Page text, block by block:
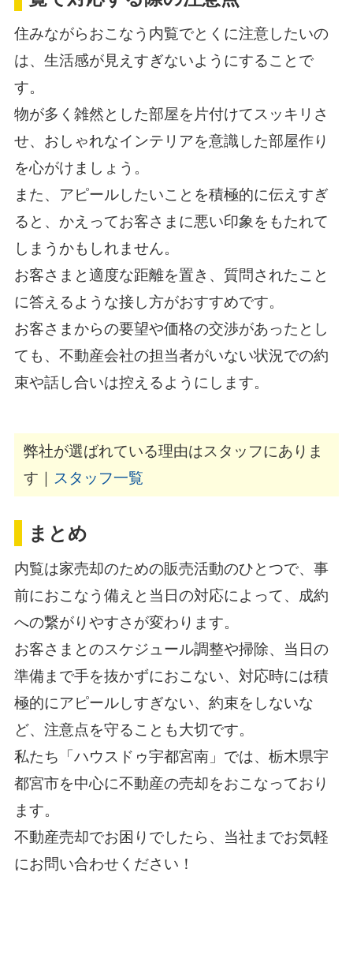
住みながらおこなう内覧でとくに注意したいの
は、生活感が見えすぎないようにすることで
す。
物が多く雑然とした部屋を片付けてスッキリさ
せ、おしゃれなインテリアを意識した部屋作り
を心がけましょう。
また、アピールしたいことを積極的に伝えすぎ
ると、かえってお客さまに悪い印象をもたれて
しまうかもしれません。
お客さまと適度な距離を置き、質問されたこと
に答えるような接し方がおすすめです。
お客さまからの要望や価格の交渉があったとし
ても、不動産会社の担当者がいない状況での約
束や話し合いは控えるようにします。
弊社が選ばれている理由はスタッフにありま
す｜ スタッフ一覧
まとめ
内覧は家売却のための販売活動のひとつで、事
前におこなう備えと当日の対応によって、成約
への繋がりやすさが変わります。
お客さまとのスケジュール調整や掃除、当日の
準備まで手を抜かずにおこない、対応時には積
極的にアピールしすぎない、約束をしないな
ど、注意点を守ることも大切です。
私たち「 ハウスドゥ宇都宮南」では、栃木県宇
都宮市を中心に不動産の売却をおこなっており
ます。
不動産売却でお困りでしたら、当社までお気軽
にお問い合わせ ください！